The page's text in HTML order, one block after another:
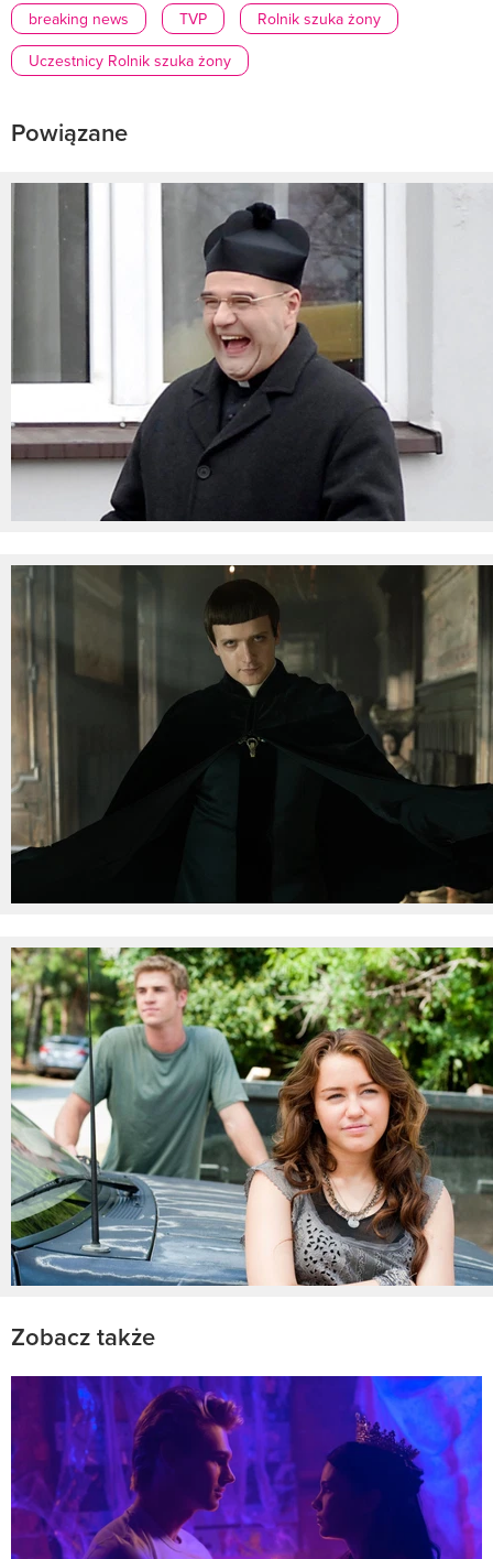
breaking news TVP
Rolnik szuka żony
Uczestnicy Rolnik szuka żony
Powiązane
Zobacz także